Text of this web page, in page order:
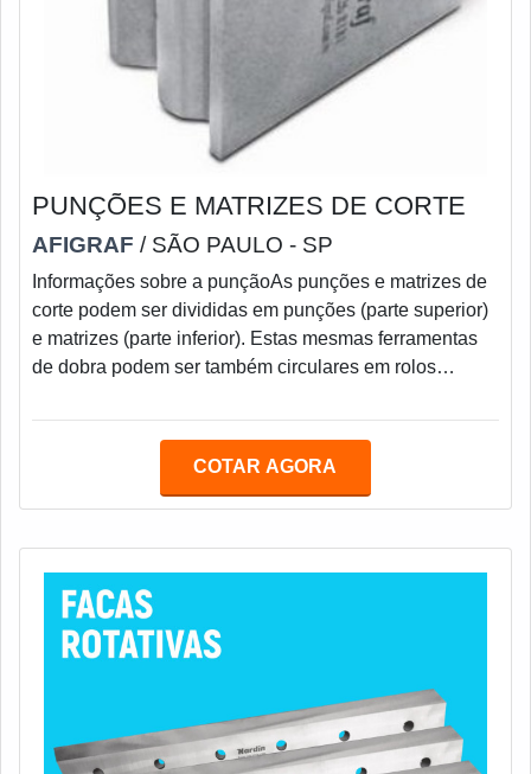
PUNÇÕES E MATRIZES DE CORTE
AFIGRAF / SÃO PAULO - SP
Informações sobre a punçãoAs punções e matrizes de
corte podem ser divididas em punções (parte superior)
e matrizes (parte inferior). Estas mesmas ferramentas
de dobra podem ser também circulares em rolos
agressivos tais como chapa xadrez e outros os quais
Punção e Matriz - com nitretação gasosa; Punção e
COTAR AGORA